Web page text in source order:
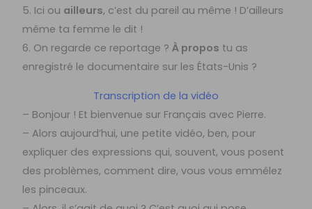
5. Ici ou ailleurs, c’est du pareil au même ! D’ailleurs
même ta femme le dit !
6. On regarde ce reportage ?À propos tu as
enregistré le documentaire sur les États-Unis ?
Transcription de la vidéo
– Bonjour ! Et bienvenue sur Français avec Pierre.
– Alors aujourd’hui, une petite vidéo, ben, pour
expliquer des expressions qui, souvent, vous posent
des problèmes, comment dire, vous vous emmêlez
les pinceaux.